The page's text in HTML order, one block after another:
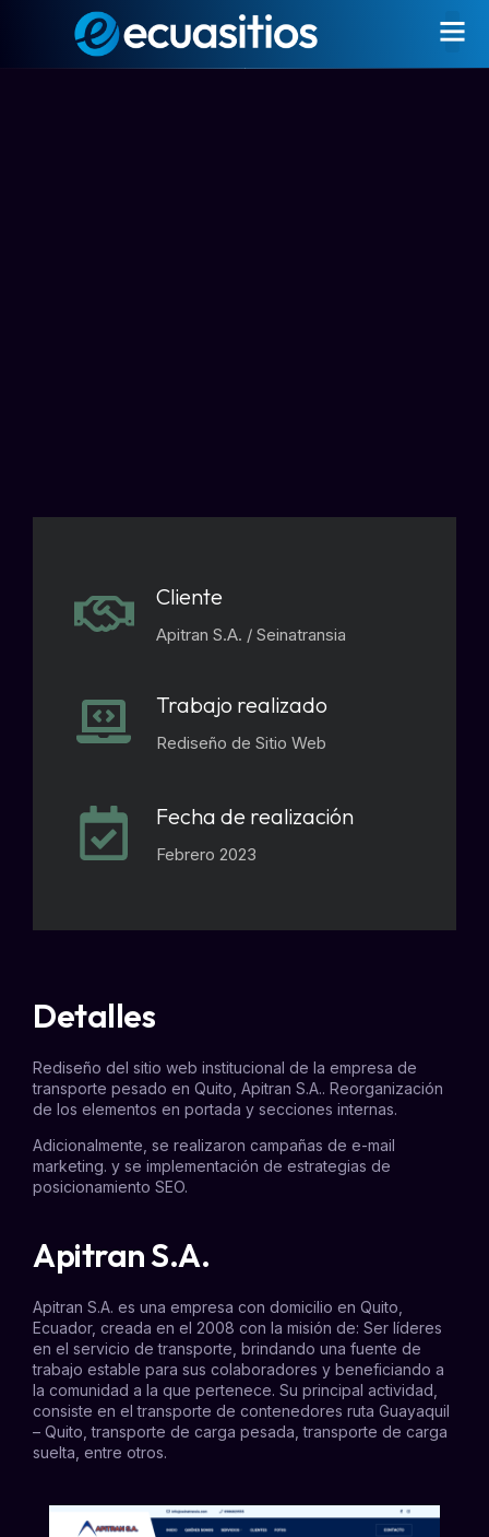
Apitran S.A.
Cliente
Apitran S.A. / Seinatransia
Trabajo realizado
Rediseño de Sitio Web
Fecha de realización
Febrero 2023
Detalles
Rediseño del sitio web institucional de la empresa de
transporte pesado en Quito , Apitran S.A.. Reorganización
de los elementos en portada y secciones internas.
Adicionalmente, se realizaron campañas de e-mail
marketing. y se implementación de estrategias de
posicionamiento SEO.
Apitran S.A.
Apitran S.A. es una empresa con domicilio en Quito,
Ecuador, creada en el 2008 con la misión de: Ser líderes
en el servicio de transporte, brindando una fuente de
trabajo estable para sus colaboradores y beneficiando a
la comunidad a la que pertenece. Su principal actividad,
consiste en eltransporte de contenedores ruta Guayaquil
– Quito , transporte de carga pesada,transporte de carga
suelta , entre otros.